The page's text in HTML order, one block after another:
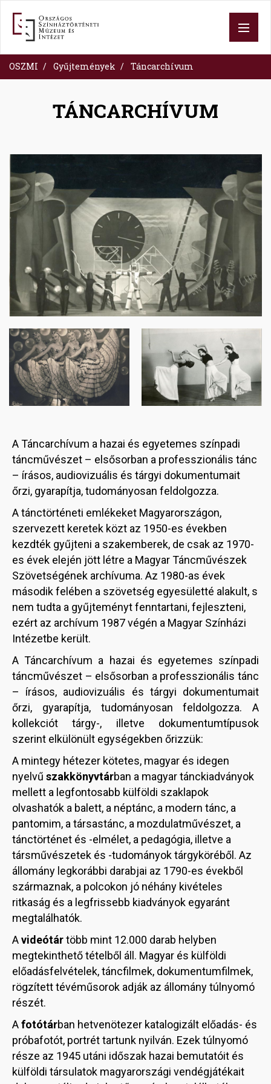
tartalomra
OSZMI Gyűjtemények Táncarchívum
TÁNCARCHÍVUM
Image
Image Image
A Táncarchívum a hazai és egyetemes színpadi
táncművészet – elsősorban a professzionális tánc
– írásos, audiovizuális és tárgyi dokumentumait
őrzi, gyarapítja, tudományosan feldolgozza.
A tánctörténeti emlékeket Magyarországon,
szervezett keretek közt az 1950-es években
kezdték gyűjteni a szakemberek, de csak az 1970-
es évek elején jött létre a Magyar Táncművészek
Szövetségének archívuma. Az 1980-as évek
második felében a szövetség egyesületté alakult, s
nem tudta a gyűjteményt fenntartani, fejleszteni,
ezért az archívum 1987 végén a Magyar Színházi
Intézetbe került.
A Táncarchívum a hazai és egyetemes színpadi
táncművészet – elsősorban a professzionális tánc
– írásos, audiovizuális és tárgyi dokumentumait
őrzi, gyarapítja, tudományosan feldolgozza. A
kollekciót tárgy-, illetve dokumentumtípusok
szerint elkülönült egységekben őrizzük:
A mintegy hétezer kötetes, magyar és idegen
nyelvű szakkönyvtárban a magyar tánckiadványok
mellett a legfontosabb külföldi szaklapok
olvashatók a balett, a néptánc, a modern tánc, a
pantomim, a társastánc, a mozdulatművészet, a
tánctörténet és -elmélet, a pedagógia, illetve a
társművészetek és -tudományok tárgyköréből. Az
állomány legkorábbi darabjai az 1790-es évekből
származnak, a polcokon jó néhány kivételes
ritkaság és a legfrissebb kiadványok egyaránt
megtalálhatók.
Avideótártöbb mint 12.000 darab helyben
megtekinthető tételből áll. Magyar és külföldi
előadásfelvételek, táncfilmek, dokumentumfilmek,
rögzített tévéműsorok adják az állomány túlnyomó
részét.
Afotótárban hetvenötezer katalogizált előadás- és
próbafotót, portrét tartunk nyilván. Ezek túlnyomó
része az 1945 utáni időszak hazai bemutatóit és
külföldi társulatok magyarországi vendégjátékait